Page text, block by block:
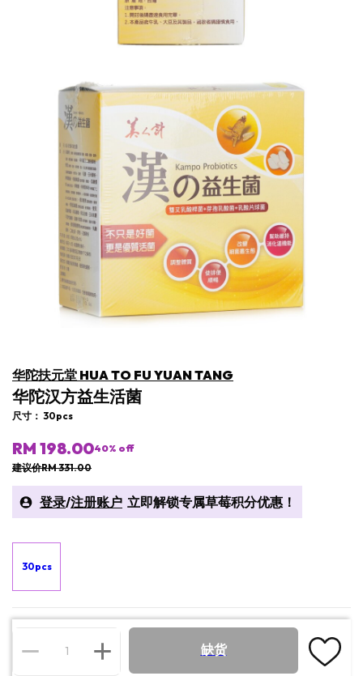
华陀扶元堂 HUA TO FU YUAN TANG
华陀汉方益生活菌
尺寸： 30pcs
RM 198.0040% off
建议价RM 331.00
登录/注册账户 立即解锁​专属草莓积分优惠！
30pcs
缺货